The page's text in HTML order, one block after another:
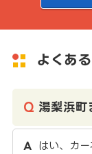
よくあ
湯梨浜町
はい、カ